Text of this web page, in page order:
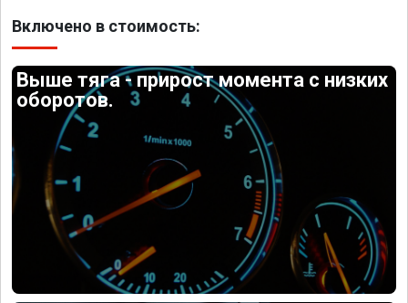
Включено в стоимость:
Выше тяга - прирост момента с низких
оборотов.